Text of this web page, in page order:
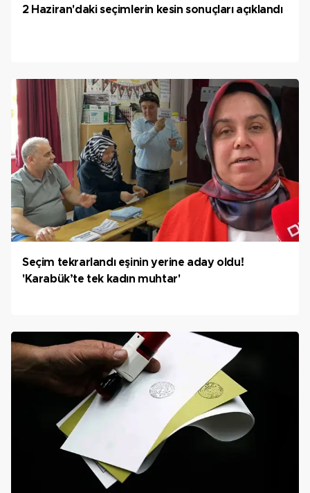
2 Haziran'daki seçimlerin kesin sonuçları açıklandı
Seçim tekrarlandı eşinin yerine aday oldu!
'Karabük’te tek kadın muhtar'